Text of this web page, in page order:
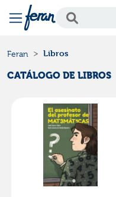
Feran Libros
CATÁLOGO DE LIBROS